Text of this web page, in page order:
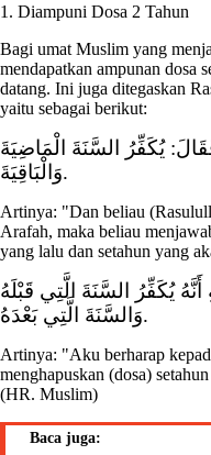
1. Diampuni Dosa 2 Tahun
Bagi umat Muslim yang
mendapatkan ampunan dosa
datang. Ini juga ditegaskan
yaitu sebagai berikut:
يُكَفِّرُ السَّنَةَ الْمَاضِيَةَ
وَالْبَاقِيَةَ.
Artinya: "Dan beliau
Arafah, maka beliau
yang lalu dan setahun yang
يُكَفِّرُ السَّنَةَ الَّتِي قَبْلَهُ
وَالسَّنَةَ الَّتِي بَعْدَهُ.
Artinya: "Aku berharap
menghapuskan (dosa)
(HR. Muslim)
Baca juga: